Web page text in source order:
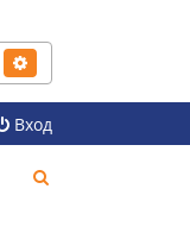
Поиск
Вход